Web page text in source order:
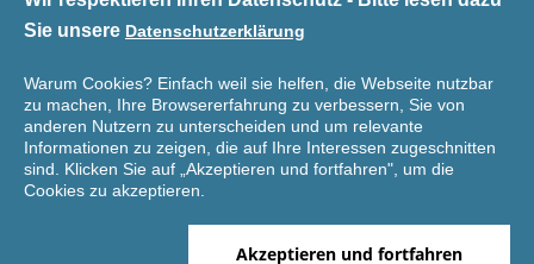
Sie unsere Datenschutzerklärung
Warum Cookies? Einfach weil sie helfen, die Webseite nutzbar
zu machen, Ihre Browsererfahrung zu verbessern, Sie von
anderen Nutzern zu unterscheiden und um relevante
Informationen zu zeigen, die auf Ihre Interessen zugeschnitten
sind. Klicken Sie auf „Akzeptieren und fortfahren", um die
Cookies zu akzeptieren.
Akzeptieren und fortfahren